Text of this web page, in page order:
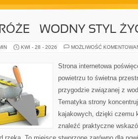
– WODNY STYL
KWI - 28 - 2026 MOŻLIWOŚĆ
Strona internetowa
powietrzu to świetna
przygodzie związanej z
Tematyka strony
kajakowych, dzięki czemu
znaleźć praktyczne